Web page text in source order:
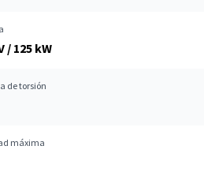
/ 125 kW
de torsión
máxima